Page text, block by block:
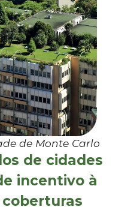
de Monte Carlo
de cidades
incentivo à